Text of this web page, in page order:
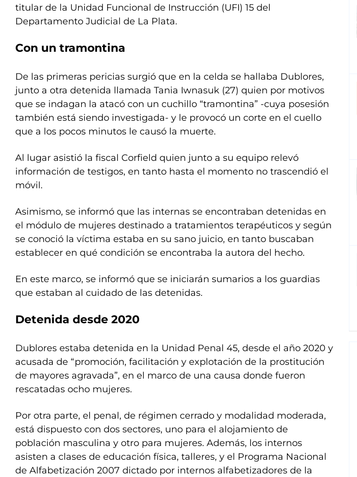
titular de la Unidad Funcional de Instrucción (UFI) 15 del
Departamento Judicial de La Plata.
Con un tramontina
De las primeras pericias surgió que en la celda se hallaba Dublores,
junto a otra detenida llamada Tania Iwnasuk (27) quien por motivos
que se indagan la atacó con un cuchillo “tramontina” -cuya posesión
también está siendo investigada- y le provocó un corte en el cuello
que a los pocos minutos le causó la muerte.
Al lugar asistió la fiscal Corfield quien junto a su equipo relevó
información de testigos, en tanto hasta el momento no trascendió el
móvil.
Asimismo, se informó que las internas se encontraban detenidas en
el módulo de mujeres destinado a tratamientos terapéuticos y según
se conoció la víctima estaba en su sano juicio, en tanto buscaban
establecer en qué condición se encontraba la autora del hecho.
En este marco, se informó que se iniciarán sumarios a los guardias
que estaban al cuidado de las detenidas.
Detenida desde 2020
Dublores estaba detenida en la Unidad Penal 45, desde el año 2020 y
acusada de “promoción, facilitación y explotación de la prostitución
de mayores agravada”, en el marco de una causa donde fueron
rescatadas ocho mujeres.
Por otra parte, el penal, de régimen cerrado y modalidad moderada,
está dispuesto con dos sectores, uno para el alojamiento de
población masculina y otro para mujeres. Además, los internos
asisten a clases de educación física, talleres, y el Programa Nacional
de Alfabetización 2007 dictado por internos alfabetizadores de la